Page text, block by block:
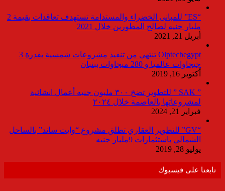
“ES” للمبانى الخضراء والمستدامة تستهدف تعاقدات بقيمة 2
مليار جنيه لصالح المطورين خلال 2021
أبريل 21, 2021
Olptechegypt تنتهي من تنفيذ مشروعات شمسية بقدرة 3
جيجاوات عالميا و 280 ميجاوات ببنبان
أكتوبر 16, 2019
” SAK ” للتطوير تضخ ٣٠٠ مليون جنيه أعمال انشائية
لمشروعاتها بالعاصمة خلال ٢٠٢٤
فبراير 21, 2024
“GV” للتطوير العقاري تطلق مشروع “وايت ساند” بالساحل
الشمالي باستثمارات 9مليار جنيه
يوليو 28, 2019
تابعنا على فيسبوك